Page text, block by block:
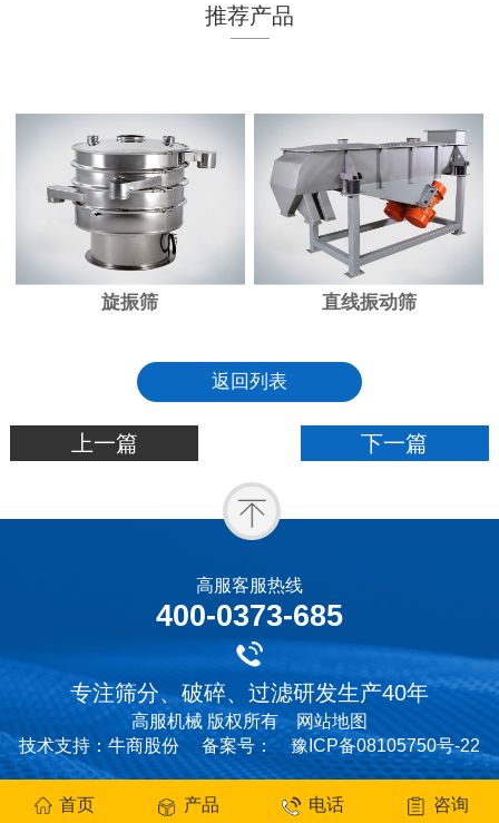
推荐产品
旋振筛 直线振动筛
返回列表
上一篇 下一篇
高服客服热线
400-0373-685
专注筛分、破碎、过滤研发生产40年
高服机械 版权所有
网站地图
技术支持：牛商股份
备案号： 豫ICP备08105750号-22
首页 产品 电话 咨询